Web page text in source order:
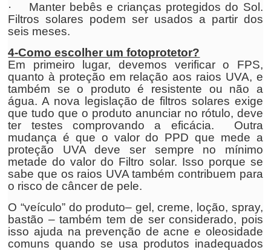
· Manter bebês e crianças protegidos do Sol.
Filtros solares podem ser usados a partir dos
seis meses.
4-Como escolher um fotoprotetor?
Em primeiro lugar, devemos verificar o FPS,
quanto à proteção em relação aos raios UVA, e
também se o produto é resistente ou não a
água. A nova legislação de filtros solares exige
que tudo que o produto anunciar no rótulo, deve
ter testes comprovando a eficácia. Outra
mudança é que o valor do PPD que mede a
proteção UVA deve ser sempre no mínimo
metade do valor do Filtro solar. Isso porque se
sabe que os raios UVA também contribuem para
o risco de câncer de pele.
O “veículo” do produto– gel, creme, loção, spray,
bastão – também tem de ser considerado, pois
isso ajuda na prevenção de acne e oleosidade
comuns quando se usa produtos inadequados